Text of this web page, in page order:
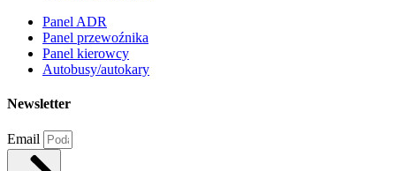
Panel ADR
Panel przewoźnika
Panel kierowcy
Autobusy/autokary
Newsletter
Email